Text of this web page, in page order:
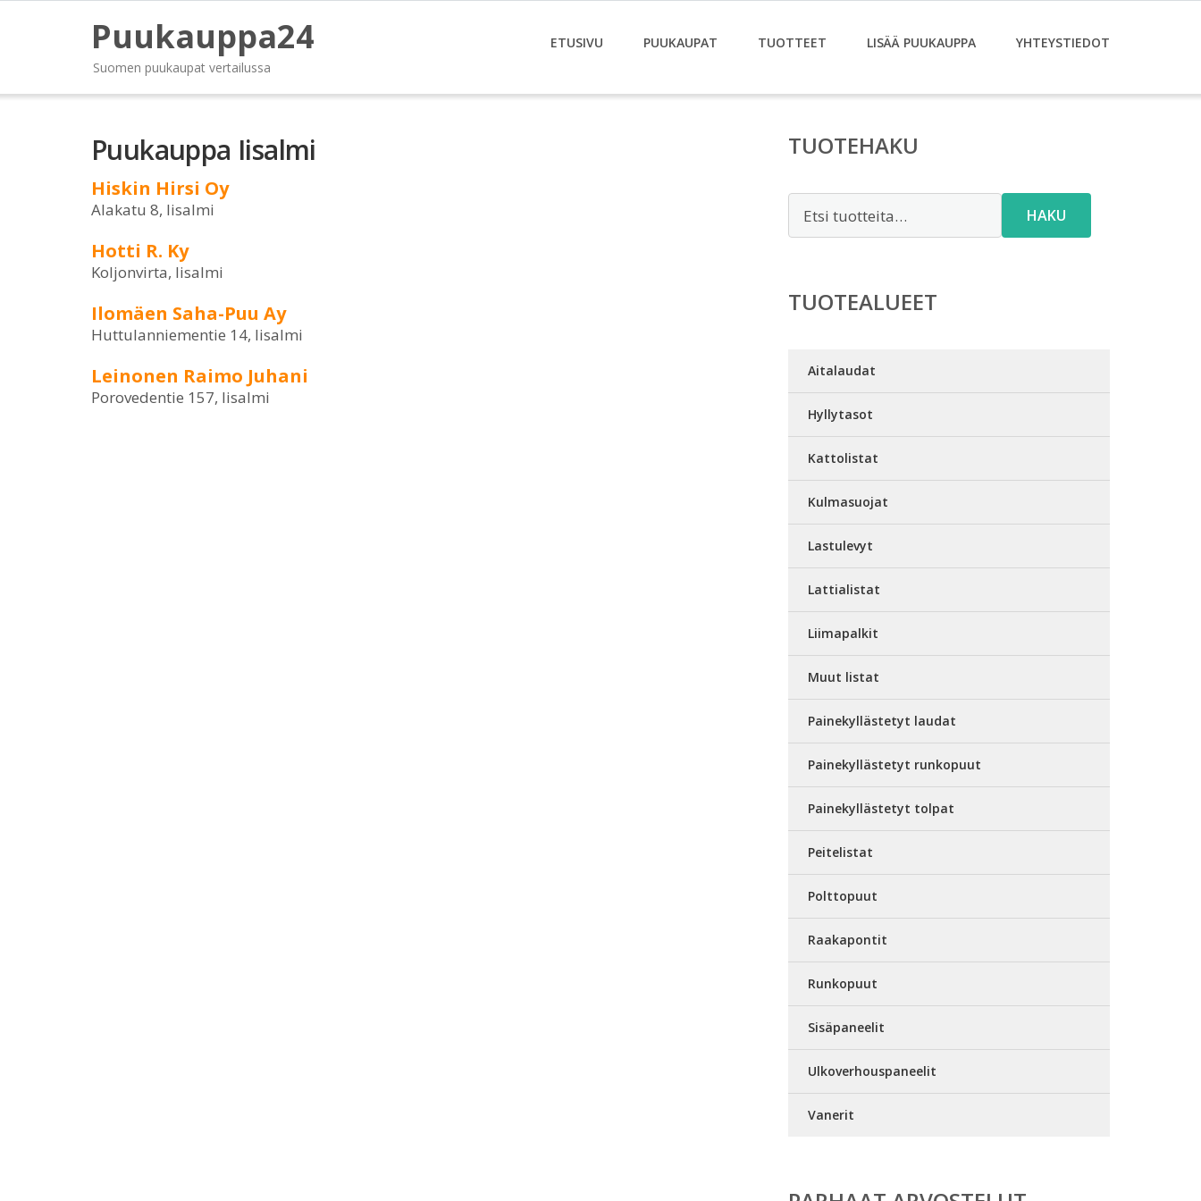
Puukauppa24
Suomen puukaupat vertailussa
ETUSIVU PUUKAUPAT TUOTTEET LISÄÄ PUUKAUPPA YHTEYSTIEDOT
Puukauppa Iisalmi
Hiskin Hirsi Oy
Alakatu 8, Iisalmi
Hotti R. Ky
Koljonvirta, Iisalmi
Ilomäen Saha-Puu Ay
Huttulanniementie 14, Iisalmi
Leinonen Raimo Juhani
Porovedentie 157, Iisalmi
TUOTEHAKU
HAKU
TUOTEALUEET
Aitalaudat
Hyllytasot
Kattolistat
Kulmasuojat
Lastulevyt
Lattialistat
Liimapalkit
Muut listat
Painekyllästetyt laudat
Painekyllästetyt runkopuut
Painekyllästetyt tolpat
Peitelistat
Polttopuut
Raakapontit
Runkopuut
Sisäpaneelit
Ulkoverhouspaneelit
Vanerit